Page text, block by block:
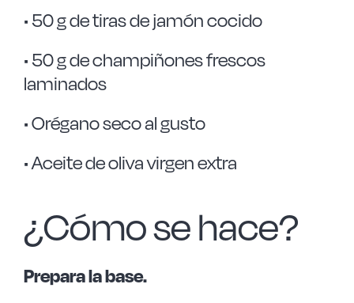
• 50 g de tiras de jamón cocido
• 50 g de champiñones frescos
laminados
• Orégano seco al gusto
• Aceite de oliva virgen extra
¿Cómo se hace?
Prepara la base.